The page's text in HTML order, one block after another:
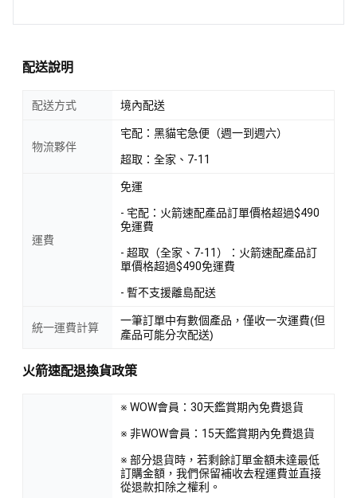
配送說明
配送方式 境內配送
物流夥伴
宅配：黑貓宅急便（週一到週六）
超取：全家、7-11
運費
免運
- 宅配：火箭速配產品訂單價格超過$490
免運費
- 超取（全家、7-11）：火箭速配產品訂
單價格超過$490免運費
- 暫不支援離島配送
統一運費計算
一筆訂單中有數個產品，僅收一次運費(但
產品可能分次配送)
火箭速配退換貨政策
※ WOW會員：30天鑑賞期內免費退貨
※ 非WOW會員：15天鑑賞期內免費退貨
※ 部分退貨時，若剩餘訂單金額未達最低
訂購金額，我們保留補收去程運費並直接
從退款扣除之權利。